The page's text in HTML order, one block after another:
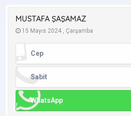
MUSTAFA ŞAŞAMAZ
15 Mayıs 2024 , Çarşamba
Cep
Sabit
WhatsApp